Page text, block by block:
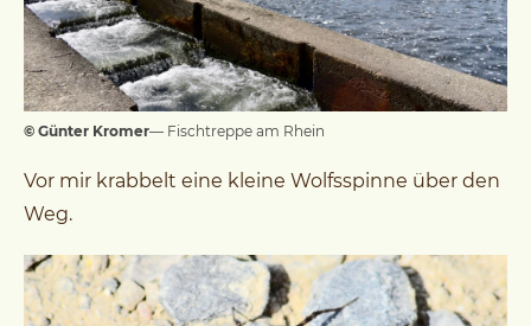
© Günter Kromer— Fischtreppe am Rhein
Vor mir krabbelt eine kleine Wolfsspinne über den
Weg.